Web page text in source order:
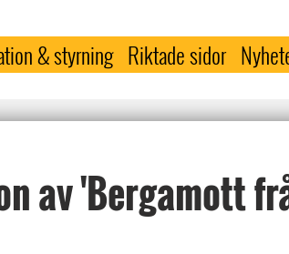
& styrning Riktade sidor
av 'Bergamott